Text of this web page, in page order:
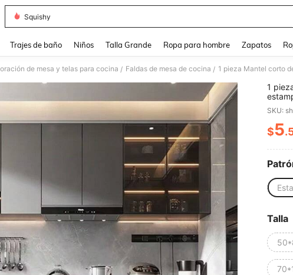
Squishy
Trajes de baño Niños Talla Grande Ropa para hombre Zapatos
de mesa y telas para cocina / Faldas de mesa de cocina /
1
y
corta
SKU:
$5
Talla